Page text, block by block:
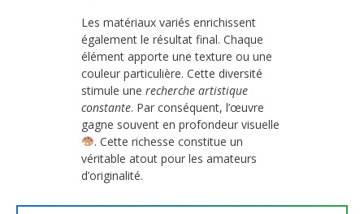
Les matériaux variés enrichissent
également le résultat final. Chaque
élément apporte une texture ou une
couleur particulière. Cette diversité
stimule une recherche artistique
constante. Par conséquent, l’œuvre
gagne souvent en profondeur visuelle
. Cette richesse constitue un
véritable atout pour les amateurs
d’originalité.